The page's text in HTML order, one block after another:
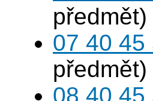
předmět)
07 40 45
předmět)
08 40 45